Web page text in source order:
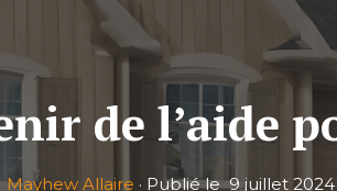
de l’aide
Mayhew Allaire · Publié le9 juillet 2024